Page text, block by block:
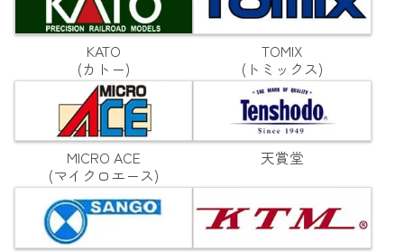
KATO
(カトー)
TOMIX
(トミックス)
MICRO ACE
(マイクロエース)
天賞堂